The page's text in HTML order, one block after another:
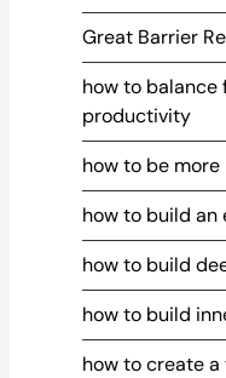
Great Barrier
how to
productivity
how to be
how to build an
how to build
how to build
how to create